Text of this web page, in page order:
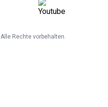
Rechte vorbehalten.